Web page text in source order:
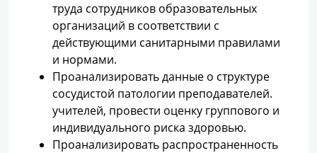
труда сотрудников образовательных
организаций в соответствии с
действующими санитарными правилами
и нормами.
Проанализировать данные о структуре
сосудистой патологии преподавателей.
учителей, провести оценку группового и
индивидуального риска здоровью.
Проанализировать распространенность